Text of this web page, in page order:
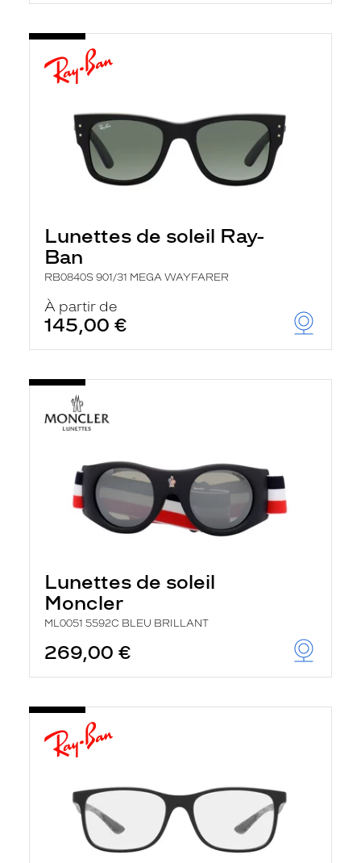
Lunettes de soleil Ray-
Ban
RB0840S 901/31 MEGA WAYFARER
À partir de
145,00 €
Lunettes de soleil
Moncler
ML0051 5592C BLEU BRILLANT
269,00 €